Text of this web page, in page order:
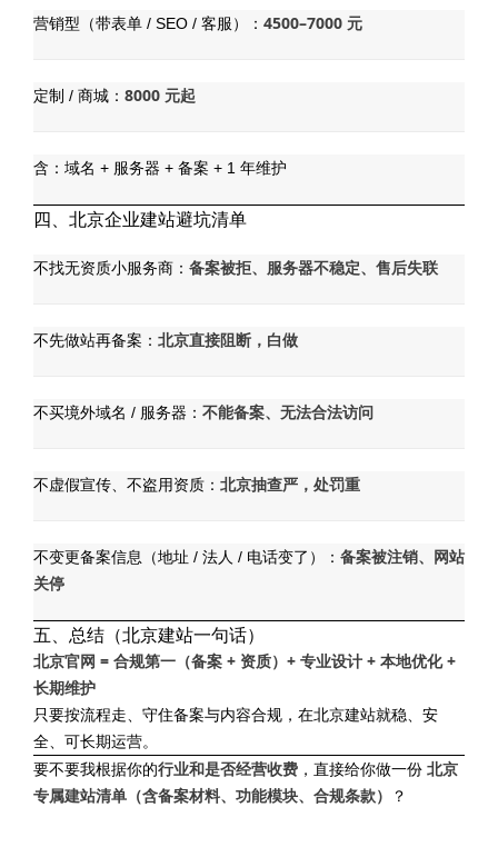
营销型（带表单 / SEO / 客服）： 4500–7000 元
定制 / 商城： 8000 元起
含：域名 + 服务器 + 备案 + 1 年维护
四、北京企业建站避坑清单
不找无资质小服务商： 备案被拒、服务器不稳定、售后失联
不先做站再备案： 北京直接阻断，白做
不买境外域名 / 服务器： 不能备案、无法合法访问
不虚假宣传、不盗用资质： 北京抽查严，处罚重
不变更备案信息（地址 / 法人 / 电话变了）： 备案被注销、网站
关停
五、总结（北京建站一句话）
北京官网 = 合规第一（备案 + 资质）+ 专业设计 + 本地优化 +
长期维护
只要按流程走、守住备案与内容合规，在北京建站就稳、安
全、可长期运营。
要不要我根据你的行业和是否经营收费 ，直接给你做一份 北京
专属建站清单（含备案材料、功能模块、合规条款）
？